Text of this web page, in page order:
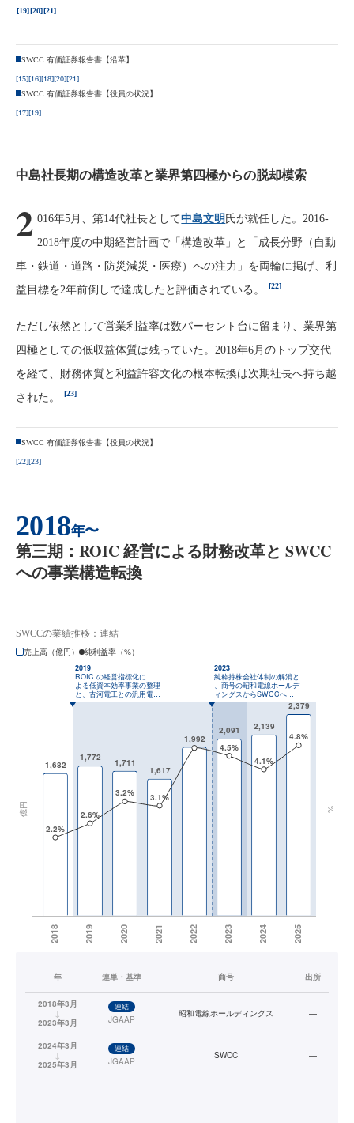
[19][20][21]
SWCC 有価証券報告書【沿革】
[15][16][18][20][21]
SWCC 有価証券報告書【役員の状況】
[17][19]
中島社長期の構造改革と業界第四極からの脱却模索
2 016年5月、第14代社長として中島文明 氏が就任した。2016-
2018年度の中期経営計画で「構造改革」と「成長分野（自動
車・鉄道・道路・防災減災・医療）への注力」を両輪に掲げ、利
益目標を2年前倒しで達成したと評価されている。
[22]
ただし依然として営業利益率は数パーセント台に留まり、業界第
四極としての低収益体質は残っていた。2018年6月のトップ交代
を経て、財務体質と利益許容文化の根本転換は次期社長へ持ち越
された。
[23]
SWCC 有価証券報告書【役員の状況】
[22][23]
2018年〜
第三期：ROIC 経営による財務改革と SWCC
への事業構造転換
SWCCの業績推移：連結
売上高（億円）
純利益率（%）
年 連単・基準 商号 出所
2018年3月
↓
2023年3月
連結
JGAAP
昭和電線ホールディングス —
2024年3月
↓
2025年3月
連結
JGAAP
SWCC —